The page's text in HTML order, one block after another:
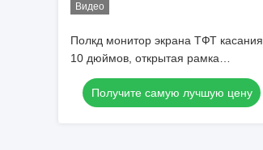
Видео
Полкд монитор экрана ТФТ касания
10 дюймов, открытая рамка
монитора ЛКД СИД ХДМИ ВГА
промышленная
Получите самую лучшую цену